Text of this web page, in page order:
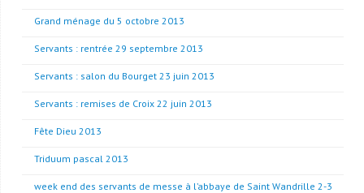
Grand ménage du 5 octobre 2013
Servants : rentrée 29 septembre 2013
Servants : salon du Bourget 23 juin 2013
Servants : remises de Croix 22 juin 2013
Fête Dieu 2013
Triduum pascal 2013
week end des servants de messe à l’abbaye de Saint Wandrille 2-3